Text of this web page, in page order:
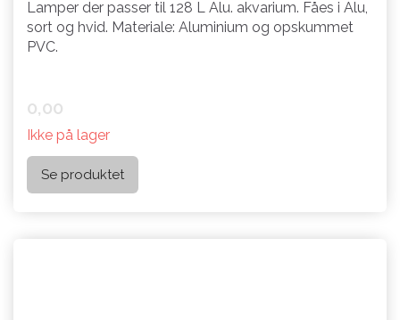
Lamper der passer til 128 L Alu. akvarium. Fåes i Alu,
sort og hvid. Materiale: Aluminium og opskummet
PVC.
0,00
Ikke på lager
Se produktet